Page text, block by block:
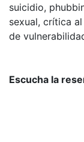
suicidio,
sexual, crítica
de
Escucha la